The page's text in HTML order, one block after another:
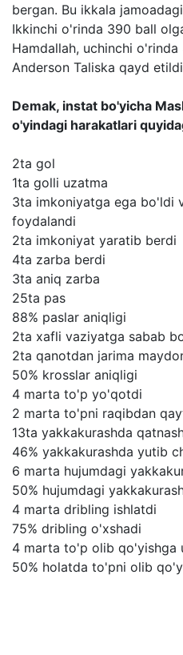
bergan. Bu ikkala
Ikkinchi o'rinda 390 ball
Hamdallah, uchinchi
Anderson Taliska qayd
Demak, instat bo'yicha
o'yindagi harakatlari
2ta gol
1ta golli uzatma
3ta imkoniyatga ega bo'ldi
foydalandi
2ta imkoniyat yaratib berdi
4ta zarba berdi
3ta aniq zarba
25ta pas
88% paslar aniqligi
2ta xafli vaziyatga sabab
2ta qanotdan jarima
50% krosslar aniqligi
4 marta to'p yo'qotdi
2 marta to'pni raqibdan
13ta yakkakurashda
46% yakkakurashda yutib
6 marta hujumdagi
50% hujumdagi
4 marta dribling ishlatdi
75% dribling o'xshadi
4 marta to'p olib qo'yishga
50% holatda to'pni olib